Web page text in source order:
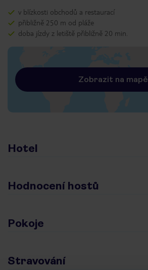
v blízkosti obchodů a restaurací
přibližně 250 m od pláže
doba jízdy z letiště přibližně 20 min.
Zobrazit na mapě
Hotel
Hodnocení hostů
Pokoje
Stravování